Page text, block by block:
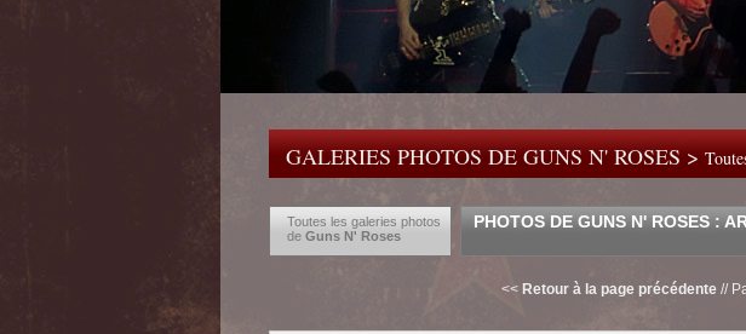
GALERIES PHOTOS DE GUNS N' ROSES >
Toutes les galeries photos
de Guns N' Roses
PHOTOS DE GUNS N' ROSES :
<< Retour à la page précédente //